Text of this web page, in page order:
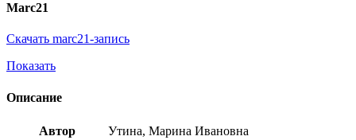
Marc21
Скачать marc21-запись
Показать
Описание
Автор Утина, Марина Ивановна